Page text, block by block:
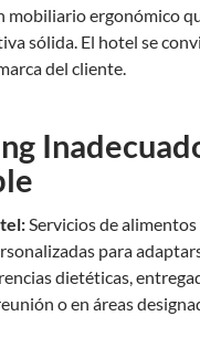
mobiliario ergonómico
sólida. El hotel se
del cliente.
Servicios de
para
dietéticas,
o en áreas